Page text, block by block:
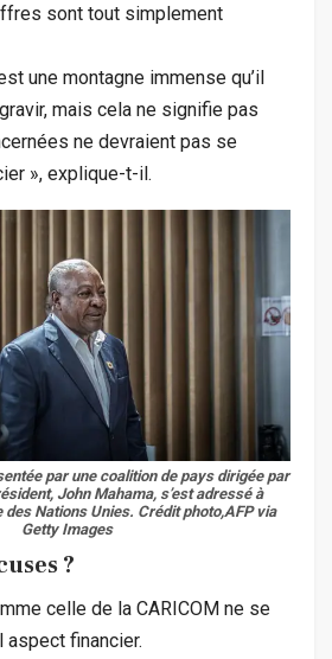
sont tout simplement
une montagne immense qu’il
mais cela ne signifie pas
ne devraient pas se
», explique-t-il.
par une coalition de pays dirigée par
John Mahama, s’est adressé à
des Nations Unies. Crédit photo,AFP via
Getty Images
?
celle de la CARICOM ne se
financier.